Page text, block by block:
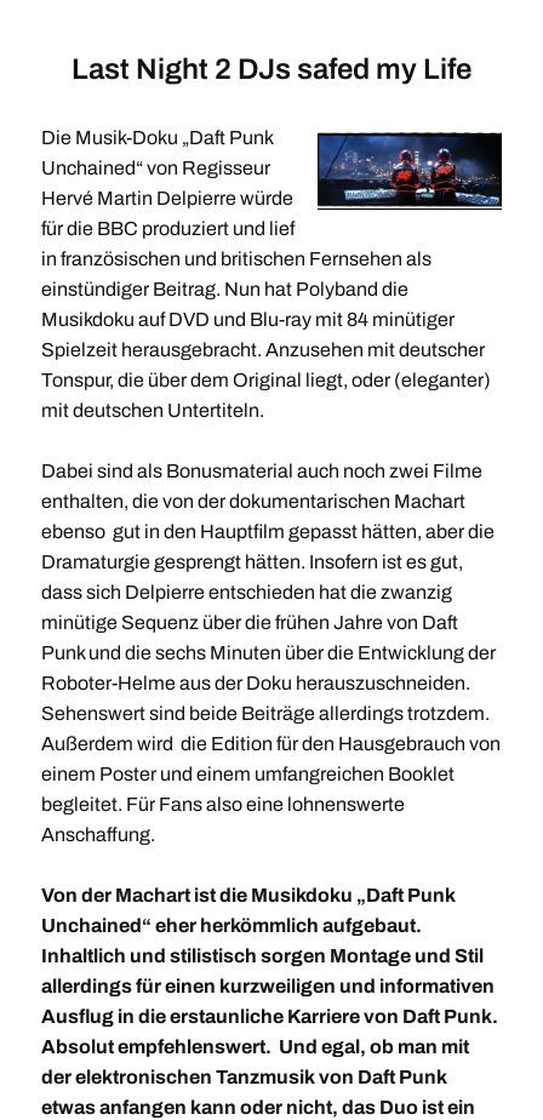
Last Night 2 DJs safed my Life
Die Musik-Doku „Daft Punk
Unchained“ von Regisseur
Hervé Martin Delpierre würde
für die BBC produziert und lief
in französischen und britischen Fernsehen als
einstündiger Beitrag. Nun hat Polyband die
Musikdoku auf DVD und Blu-ray mit 84 minütiger
Spielzeit herausgebracht. Anzusehen mit deutscher
Tonspur, die über dem Original liegt, oder (eleganter)
mit deutschen Untertiteln.
Dabei sind als Bonusmaterial auch noch zwei Filme
enthalten, die von der dokumentarischen Machart
ebenso gut in den Hauptfilm gepasst hätten, aber die
Dramaturgie gesprengt hätten. Insofern ist es gut,
dass sich Delpierre entschieden hat die zwanzig
minütige Sequenz über die frühen Jahre von Daft
Punk und die sechs Minuten über die Entwicklung der
Roboter-Helme aus der Doku herauszuschneiden.
Sehenswert sind beide Beiträge allerdings trotzdem.
Außerdem wird die Edition für den Hausgebrauch von
einem Poster und einem umfangreichen Booklet
begleitet. Für Fans also eine lohnenswerte
Anschaffung.
Von der Machart ist die Musikdoku „Daft Punk
Unchained“ eher herkömmlich aufgebaut.
Inhaltlich und stilistisch sorgen Montage und Stil
allerdings für einen kurzweiligen und informativen
Ausflug in die erstaunliche Karriere von Daft Punk.
Absolut empfehlenswert. Und egal, ob man mit
der elektronischen Tanzmusik von Daft Punk
etwas anfangen kann oder nicht, das Duo ist ein